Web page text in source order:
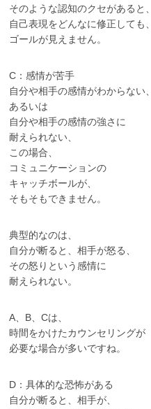
そのような認知のクセがあると、
自己表現をどんなに修正しても、
ゴールが見えません。
C：感情が苦手
自分や相手の感情がわからない、
あるいは
自分や相手の感情の強さに
耐えられない、
この場合、
コミュニケーションの
キャッチボールが、
そもそもできません。
典型的なのは、
自分が断ると、相手が怒る、
その怒りという感情に
耐えられない。
A、B、Cは、
時間をかけたカウンセリングが
必要な場合が多いですね。
D：具体的な恐怖がある
自分が断ると、相手が、